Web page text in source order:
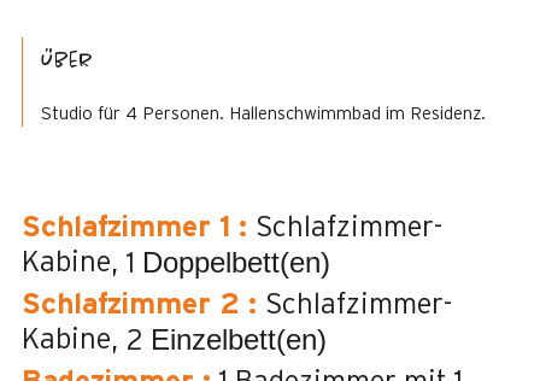
Über
Studio für 4 Personen. Hallenschwimmbad im Residenz.
Schlafzimmer 1 : Schlafzimmer-
Kabine 1 Doppelbett(en)
Schlafzimmer 2 : Schlafzimmer-
Kabine
2 Einzelbett(en)